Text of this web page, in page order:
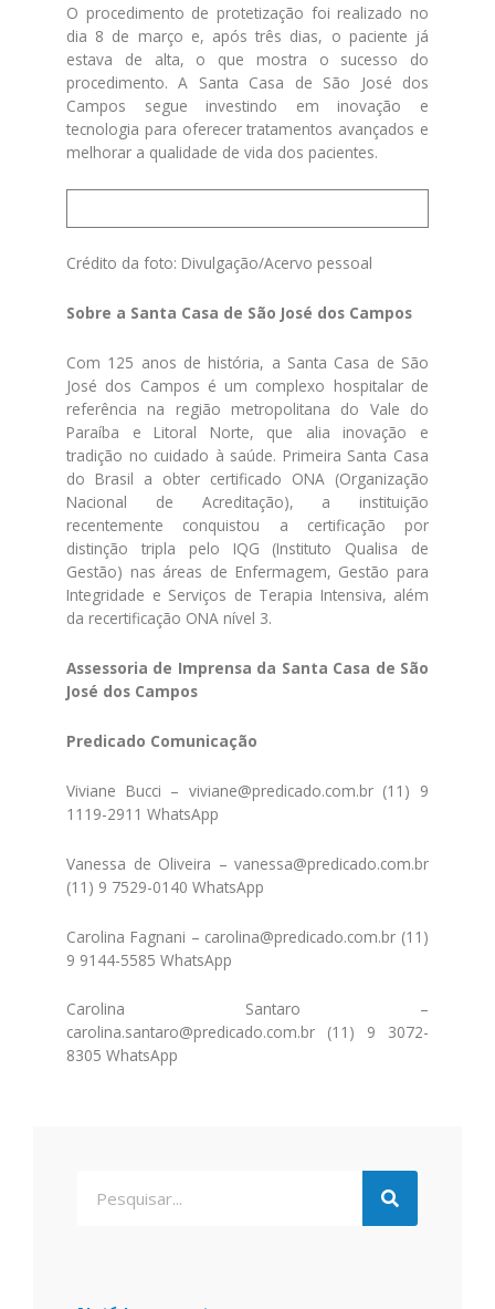
O procedimento de protetização foi realizado no
dia 8 de março e, após três dias, o paciente já
estava de alta, o que mostra o sucesso do
procedimento. A Santa Casa de São José dos
Campos segue investindo em inovação e
tecnologia para oferecer tratamentos avançados e
melhorar a qualidade de vida dos pacientes.
Crédito da foto: Divulgação/Acervo pessoal
Sobre a Santa Casa de São José dos Campos
Com 125 anos de história, a Santa Casa de São
José dos Campos é um complexo hospitalar de
referência na região metropolitana do Vale do
Paraíba e Litoral Norte, que alia inovação e
tradição no cuidado à saúde. Primeira Santa Casa
do Brasil a obter certificado ONA (Organização
Nacional de Acreditação), a instituição
recentemente conquistou a certificação por
distinção tripla pelo IQG (Instituto Qualisa de
Gestão) nas áreas de Enfermagem, Gestão para
Integridade e Serviços de Terapia Intensiva, além
da recertificação ONA nível 3.
Assessoria de Imprensa da Santa Casa de São
José dos Campos
Predicado Comunicação
Viviane Bucci – viviane@predicado.com.br (11) 9
1119-2911 WhatsApp
Vanessa de Oliveira – vanessa@predicado.com.br
(11) 9 7529-0140 WhatsApp
Carolina Fagnani – carolina@predicado.com.br (11)
9 9144-5585 WhatsApp
Carolina Santaro –
carolina.santaro@predicado.com.br (11) 9 3072-
8305 WhatsApp